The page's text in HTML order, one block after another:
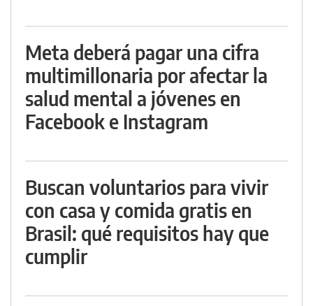
Meta deberá pagar una cifra
multimillonaria por afectar la
salud mental a jóvenes en
Facebook e Instagram
Buscan voluntarios para vivir
con casa y comida gratis en
Brasil: qué requisitos hay que
cumplir